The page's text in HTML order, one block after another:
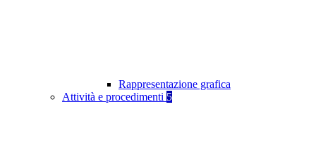
Rappresentazione grafica
Attività e procedimenti 5